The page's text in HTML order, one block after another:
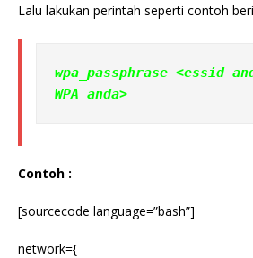
Lalu lakukan perintah seperti contoh
wpa_passphrase <essid
WPA anda>
Contoh :
[sourcecode language=”bash”]
network={